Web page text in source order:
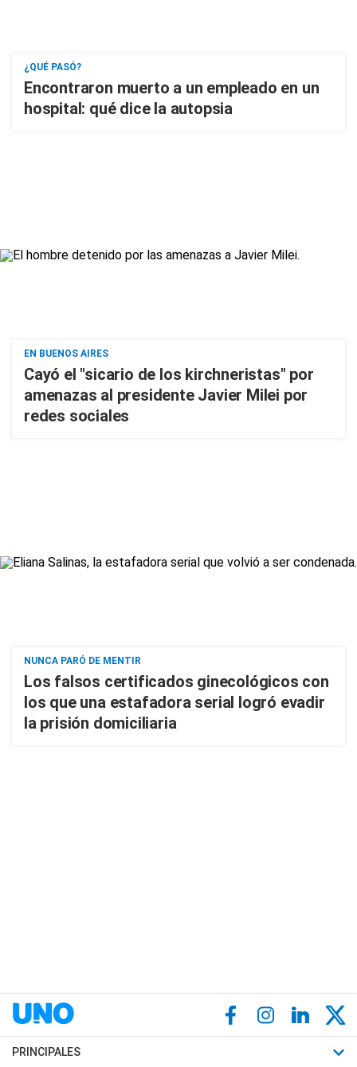
¿QUÉ PASÓ?
Encontraron muerto a un empleado en un
hospital: qué dice la autopsia
EN BUENOS AIRES
Cayó el "sicario de los kirchneristas" por
amenazas al presidente Javier Milei por
redes sociales
NUNCA PARÓ DE MENTIR
Los falsos certificados ginecológicos con
los que una estafadora serial logró evadir
la prisión domiciliaria
PRINCIPALES